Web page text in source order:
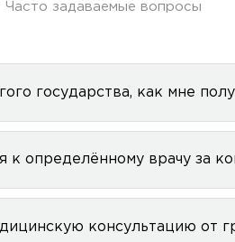
Часто задаваемые вопросы
государства, как мне
к определённому врачу за
консультацию от